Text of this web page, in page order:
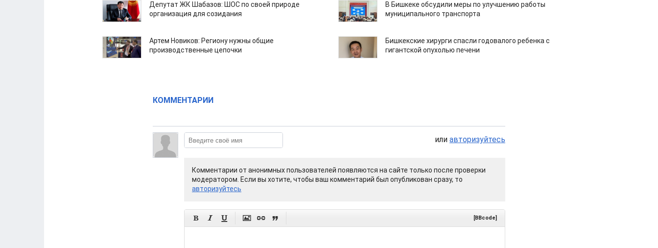
Депутат ЖК Шабазов: ШОС по своей природе
организация для созидания
В Бишкеке обсудили меры по улучшению работы
муниципального транспорта
Артем Новиков: Региону нужны общие
производственные цепочки
Бишкекские хирурги спасли годовалого ребенка с
гигантской опухолью печени
КОММЕНТАРИИ
или авторизуйтесь
Комментарии от анонимных пользователей появляются на сайте только после проверки
модератором. Если вы хотите, чтобы ваш комментарий был опубликован сразу, то
авторизуйтесь
      [BBcode]